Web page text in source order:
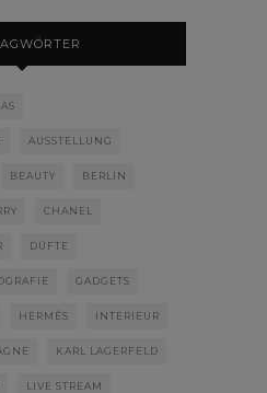
AUSSTELLUNG
BEAUTY BERLIN
CHANEL
DÜFTE
GADGETS
HERMÈS INTERIEUR
KARL LAGERFELD
LIVE STREAM